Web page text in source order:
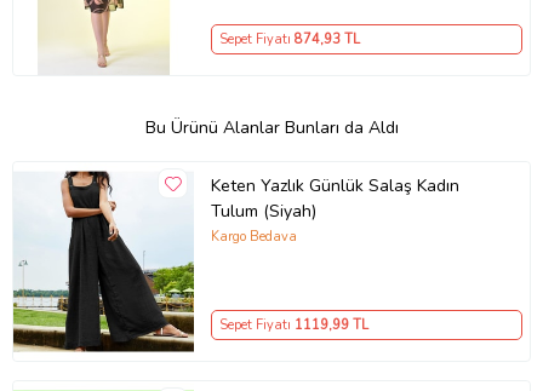
Sepet Fiyatı 874,93 TL
Bu Ürünü Alanlar Bunları da Aldı
Keten Yazlık Günlük Salaş Kadın
Tulum (Siyah)
Kargo Bedava
Sepet Fiyatı 1119,99 TL